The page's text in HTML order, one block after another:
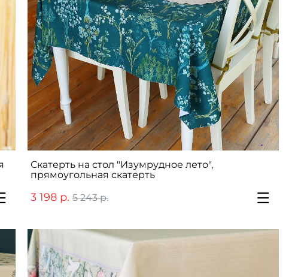
Скатерть на стол "Изумрудное лето",
прямоугольная скатерть
3 198 р. 5 243 р.